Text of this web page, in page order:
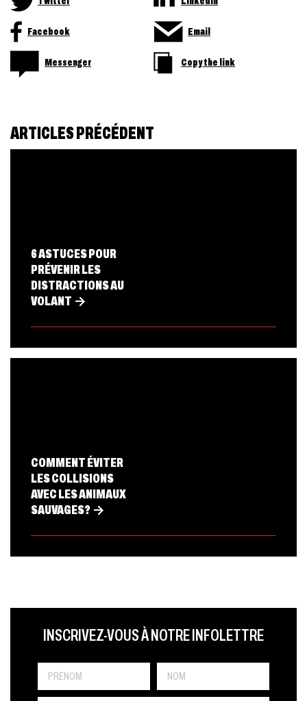
Facebook Email
Messenger Copy the link
ARTICLES PRÉCÉDENT
6 ASTUCES POUR
PRÉVENIR LES
DISTRACTIONS AU
VOLANT
COMMENT ÉVITER
LES COLLISIONS
AVEC LES ANIMAUX
SAUVAGES?
PRÉNOM
LAST NAME
INSCRIVEZ-VOUS À NOTRE INFOLETTRE
LANGUE